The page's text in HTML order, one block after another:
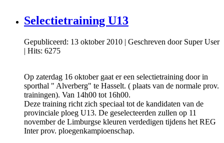
Selectietraining U13
Gepubliceerd: 13 oktober 2010 | Geschreven door Super User
| Hits: 6275
Op zaterdag 16 oktober gaat er een selectietraining door in
sporthal " Alverberg" te Hasselt. ( plaats van de normale prov.
trainingen). Van 14h00 tot 16h00.
Deze training richt zich speciaal tot de kandidaten van de
provinciale ploeg U13. De geselecteerden zullen op 11
november de Limburgse kleuren verdedigen tijdens het REG
Inter prov. ploegenkampioenschap.